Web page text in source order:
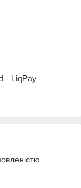
- LiqPay